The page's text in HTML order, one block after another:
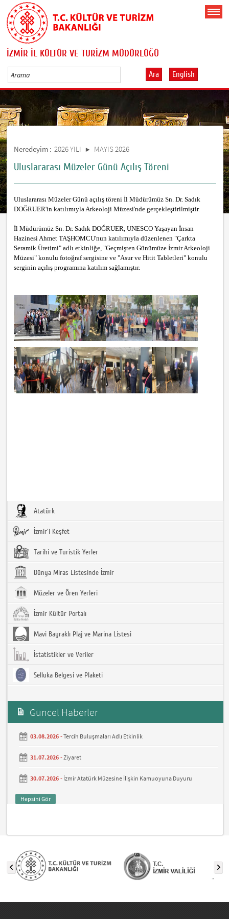
İZMİR İL KÜLTÜR VE TURİZM MÜDÜRLÜĞÜ
Ara English
Neredeyim : 2026 YILI MAYIS 2026
Uluslararası Müzeler Günü Açılış Töreni
Uluslararası Müzeler Günü açılış töreni İl Müdürümüz Sn. Dr. Sadık
DOĞRUER'in katılımıyla Arkeoloji Müzesi'nde gerçekleştirilmiştir.
İl Müdürümüz Sn. Dr. Sadık DOĞRUER, UNESCO Yaşayan İnsan
Hazinesi Ahmet TAŞHOMCU'nun katılımıyla düzenlenen "Çarkta
Seramik Üretimi" adlı etkinliğe, "Geçmişten Günümüze İzmir Arkeoloji
Müzesi" konulu fotoğraf sergisine ve "Asur ve Hitit Tabletleri" konulu
serginin açılış programına katılım sağlamıştır.
Atatürk
İzmir'i Keşfet
Tarihi ve Turistik Yerler
Dünya Miras Listesinde İzmir
Müzeler ve Ören Yerleri
İzmir Kültür Portalı
Mavi Bayraklı Plaj ve Marina Listesi
İstatistikler ve Veriler
Selluka Belgesi ve Plaketi
Güncel Haberler
03.08.2026 -Tercih Buluşmaları Adlı Etkinlik
31.07.2026 - Ziyaret
30.07.2026 - İzmir Atatürk Müzesine İlişkin Kamuoyuna Duyuru
Hepsini Gör